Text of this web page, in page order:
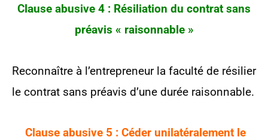
Clause abusive 4 : Résiliation du contrat sans
préavis « raisonnable »
Reconnaître à l’entrepreneur la faculté de résilier
le contrat sans préavis d’une durée raisonnable.
Clause abusive 5 : Céder unilatéralement le